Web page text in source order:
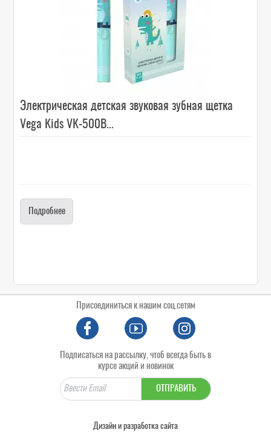
Электрическая детская звуковая зубная щетка
Vega Kids VK-500B...
Подробнее
Присоединиться к нашим соц.сетям
Подписаться на рассылку, чтоб всегда быть в
курсе акций и новинок
ОТПРАВИТЬ
Дизайн и разработка сайта